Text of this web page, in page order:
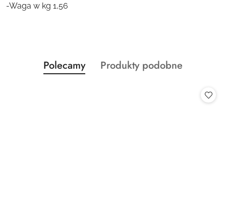
-Waga w kg 1,56
Pomiń karuzelę produktów
Produkty
o
Polecamy
Produkty
Produkty podobne